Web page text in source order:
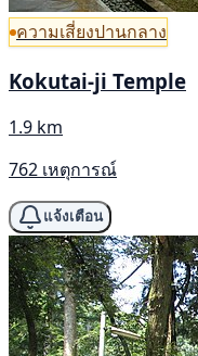
ความเสี่ยงปานกลาง
Kokutai-ji Temple
1.9 km
762 เหตุการณ์
แจ้งเตือน